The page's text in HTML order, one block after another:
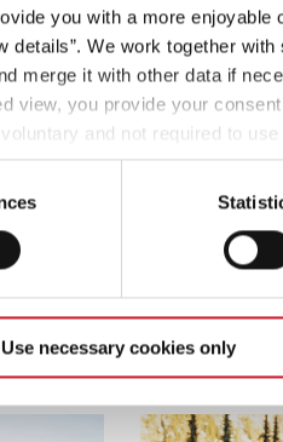
you with a more enjoyable
details”. We work together
merge it with other data if
view, you provide your
and not required to
them later (such as by using
Privacy Policy.
Use necessary cookies only
Messen